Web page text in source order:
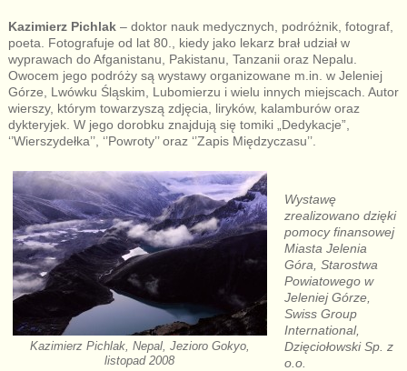
Kazimierz Pichlak– doktor nauk medycznych, podróżnik, fotograf,
poeta. Fotografuje od lat 80., kiedy jako lekarz brał udział w
wyprawach do Afganistanu, Pakistanu, Tanzanii oraz Nepalu.
Owocem jego podróży są wystawy organizowane m.in. w Jeleniej
Górze, Lwówku Śląskim, Lubomierzu i wielu innych miejscach. Autor
wierszy, którym towarzyszą zdjęcia, liryków, kalamburów oraz
dykteryjek. W jego dorobku znajdują się tomiki „Dedykacje”,
‘’Wierszydełka’’, ‘’Powroty’’ oraz ‘’Zapis Międzyczasu’’.
Kazimierz Pichlak, Nepal, Jezioro Gokyo,
listopad 2008
Wystawę
zrealizowano dzięki
pomocy finansowej
Miasta Jelenia
Góra, Starostwa
Powiatowego w
Jeleniej Górze,
Swiss Group
International,
Dzięciołowski Sp. z
o.o.